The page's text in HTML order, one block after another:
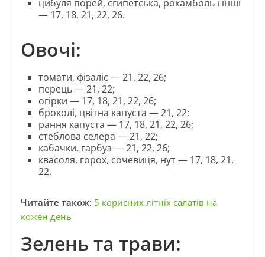
цибуля порей, єгипетська, рокамболь і інші
— 17, 18, 21, 22, 26.
Овочі:
томати, фізаліс — 21, 22, 26;
перець — 21, 22;
огірки — 17, 18, 21, 22, 26;
броколі, цвітна капуста — 21, 22;
рання капуста — 17, 18, 21, 22, 26;
стеблова селера — 21, 22;
кабачки, гарбуз — 21, 22, 26;
квасоля, горох, сочевиця, нут — 17, 18, 21,
22.
Читайте також: 5 корисних літніх салатів на
кожен день
Зелень та трави: